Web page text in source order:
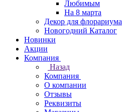
Любимым
На 8 марта
Декор для флорариума
Новогодний Каталог
Новинки
Акции
Компания
Назад
Компания
О компании
Отзывы
Реквизиты